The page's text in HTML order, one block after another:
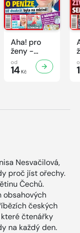
Aha! pro
ženy -
30/2026
od
14Kč
Nesvačilová,
proč jíst ořechy.
Čechů.
obsahových
českých
které čtenářky
na každý den.